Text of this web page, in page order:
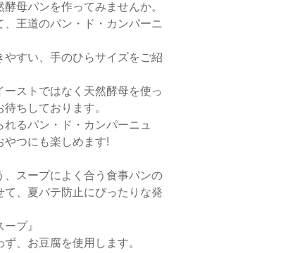
母パンを作ってみませんか。
王道のパン・ド・カンパーニ
すい、手のひらサイズをご紹
ストではなく天然酵母を使っ
ちしております。
るパン・ド・カンパーニュ
やつにも楽しめます!
スープによく合う食事パンの
、夏バテ防止にぴったりな発
プ』
、お豆腐を使用します。